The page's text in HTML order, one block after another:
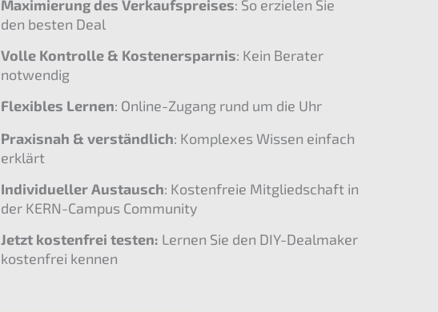
Maximierung des Verkaufspreises: So erzielen Sie
den besten Deal
Volle Kontrolle & Kostenersparnis: Kein Berater
notwendig
Flexibles Lernen: Online-Zugang rund um die Uhr
Praxisnah & verständlich: Komplexes Wissen einfach
erklärt
Individueller Austausch: Kostenfreie Mitgliedschaft in
der KERN-Campus Community
Jetzt kostenfrei testen: Lernen Sie den DIY-Dealmaker
kostenfrei kennen